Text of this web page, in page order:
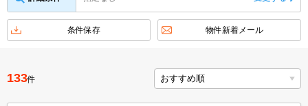
不動産会社から
条件保存 物件新着メール
133件